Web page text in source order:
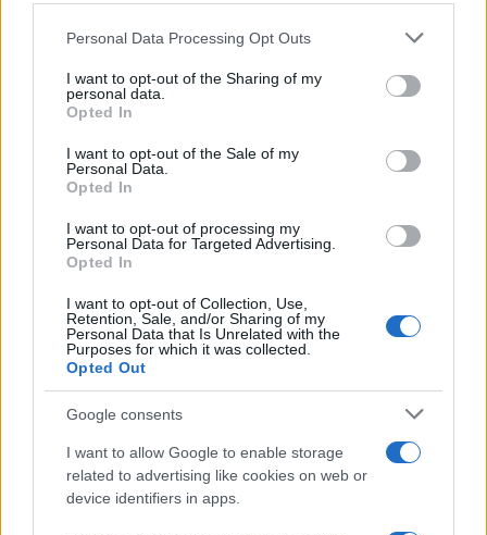
Please note that this website/app uses one or more Google
not limited to your visit or usage behaviour. You may click to
grant or deny consent to Google and its third-party tags to
use your data for below specified purposes in below Google
consent section.
Personal Data Processing Opt Outs
I want to opt-out of the Sharing of my
personal data.
Opted In
I want to opt-out of the Sale of my
Personal Data.
Opted In
I want to opt-out of processing my
Personal Data for Targeted Advertising.
Opted In
I want to opt-out of Collection, Use,
Retention, Sale, and/or Sharing of my
Personal Data that Is Unrelated with the
Purposes for which it was collected.
Opted Out
Google consents
I want to allow Google to enable storage
related to advertising like cookies on web or
device identifiers in apps.
Esfuerzos de Extradición y Procedimientos
Legales
En un desarrollo relacionado, Sheinbaum actualizó
a los reporteros sobre la extradición de
Hernán
Bermúdez Requena, exministro de seguridad en
Tabasco, quien fue detenido en Paraguay. Acusado
de liderar una organización criminal, Bermúdez